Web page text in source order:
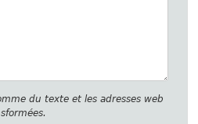
du texte et les adresses web